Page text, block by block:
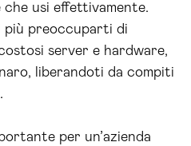
usi effettivamente.
più preoccuparti di
server e hardware,
liberandoti da compiti
per un’azienda